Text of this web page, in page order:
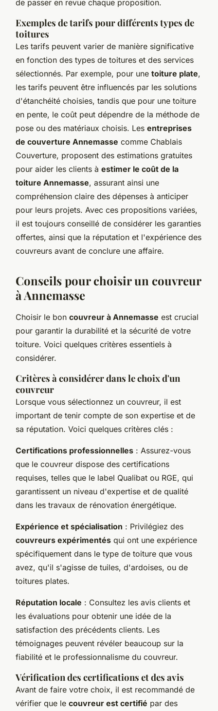
de passer en revue chaque proposition.
Exemples de tarifs pour différents types de
toitures
Les tarifs peuvent varier de manière significative
en fonction des types de toitures et des services
sélectionnés. Par exemple, pour une toiture plate,
les tarifs peuvent être influencés par les solutions
d'étanchéité choisies, tandis que pour une toiture
en pente, le coût peut dépendre de la méthode de
pose ou des matériaux choisis. Les entreprises
de couverture Annemasse comme Chablais
Couverture, proposent des estimations gratuites
pour aider les clients à estimer le coût de la
toiture Annemasse, assurant ainsi une
compréhension claire des dépenses à anticiper
pour leurs projets. Avec ces propositions variées,
il est toujours conseillé de considérer les garanties
offertes, ainsi que la réputation et l'expérience des
couvreurs avant de conclure une affaire.
Conseils pour choisir un couvreur
à Annemasse
Choisir le bon couvreur à Annemasse est crucial
pour garantir la durabilité et la sécurité de votre
toiture. Voici quelques critères essentiels à
considérer.
Critères à considérer dans le choix d'un
couvreur
Lorsque vous sélectionnez un couvreur, il est
important de tenir compte de son expertise et de
sa réputation. Voici quelques critères clés :
Certifications professionnelles : Assurez-vous
que le couvreur dispose des certifications
requises, telles que le label Qualibat ou RGE, qui
garantissent un niveau d'expertise et de qualité
dans les travaux de rénovation énergétique.
Expérience et spécialisation : Privilégiez des
couvreurs expérimentés qui ont une expérience
spécifiquement dans le type de toiture que vous
avez, qu'il s'agisse de tuiles, d'ardoises, ou de
toitures plates.
Réputation locale : Consultez les avis clients et
les évaluations pour obtenir une idée de la
satisfaction des précédents clients. Les
témoignages peuvent révéler beaucoup sur la
fiabilité et le professionnalisme du couvreur.
Vérification des certifications et des avis
Avant de faire votre choix, il est recommandé de
vérifier que le couvreur est certifié par des